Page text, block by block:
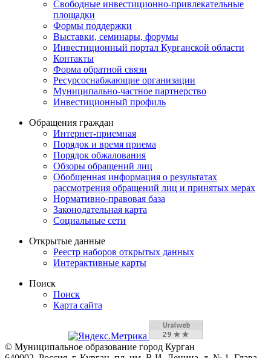
Свободные инвестиционно-привлекательные
площадки
Формы поддержки
Выставки, семинары, форумы
Инвестиционный портал Курганской области
Контакты
Форма обратной связи
Ресурсоснабжающие организации
Муниципально-частное партнерство
Инвестиционный профиль
Обращения граждан
Интернет-приемная
Порядок и время приема
Порядок обжалования
Обзоры обращений лиц
Обобщенная информация о результатах
рассмотрения обращений лиц и принятых мерах
Нормативно-правовая база
Законодательная карта
Социальные сети
Открытые данные
Реестр наборов открытых данных
Интерактивные карты
Поиск
Поиск
Карта сайта
© Муниципальное образование город Курган